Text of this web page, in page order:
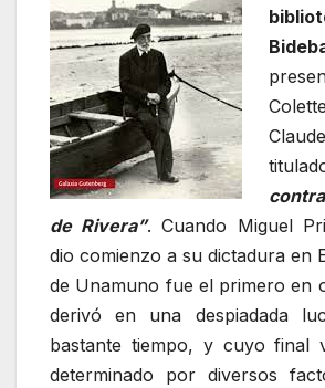
de Rivera”. Cuando Miguel
dio comienzo a su dictadura en
de Unamuno fue el primero en
derivó en una despiadada
bastante tiempo, y cuyo final
determinado por diversos